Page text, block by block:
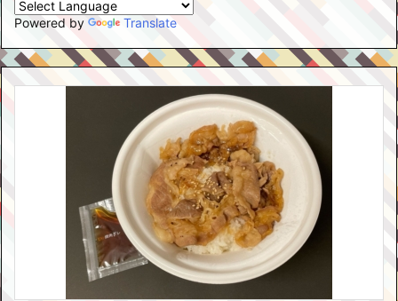
Powered by Translate